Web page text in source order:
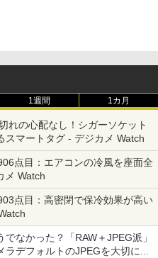
1週間 1カ月
れの心配なし！シガーソケット
スマートタグ - デジカメ Watch
点目：エアコンの冷風を座面全
メ Watch
点目：高密閉で保冷効果が高い
なかった？「RAW＋JPEG派」
デフォルトのJPEGを大切にす